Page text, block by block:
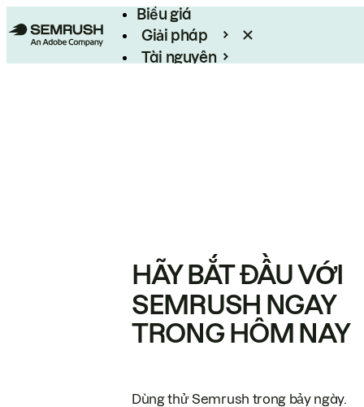
Biểu giá
Giải pháp
Tài nguyên
HÃY BẮT ĐẦU VỚI
SEMRUSH NGAY
TRONG HÔM NAY
Dùng thử Semrush trong bảy ngày.